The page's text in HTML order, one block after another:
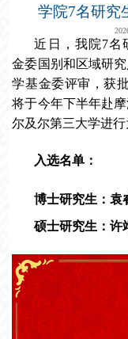
学院7名研究
近日，我院7名
金委国别和区域研
学基金委评审，获
将于今年下半年赴
尔及尔第三大学进行
入选名单：
博士研究生：袁
硕士研究生：许